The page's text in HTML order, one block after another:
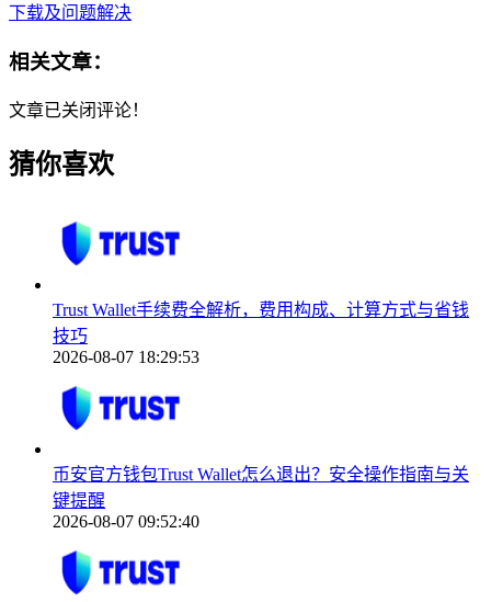
下载及问题解决
相关文章：
文章已关闭评论！
猜你喜欢
Trust Wallet手续费全解析，费用构成、计算方式与省钱
技巧
2026-08-07 18:29:53
币安官方钱包Trust Wallet怎么退出？安全操作指南与关
键提醒
2026-08-07 09:52:40